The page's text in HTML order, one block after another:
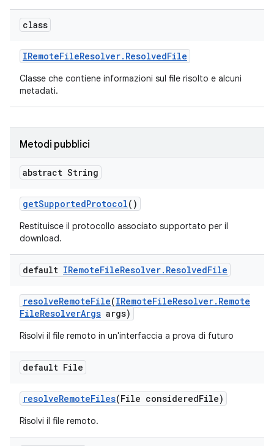
class
IRemoteFileResolver. ResolvedFile
Classe che contiene informazioni sul file risolto e alcuni
metadati.
Metodi pubblici
abstract String
getSupportedProtocol()
Restituisce il protocollo associato supportato per il
download.
default IRemoteFileResolver. ResolvedFile
resolveRemoteFile(IRemoteFileResolver. Remote
FileResolverArgs args)
Risolvi il file remoto in un'interfaccia a prova di futuro
default File
resolveRemoteFiles(File consideredFile)
Risolvi il file remoto.